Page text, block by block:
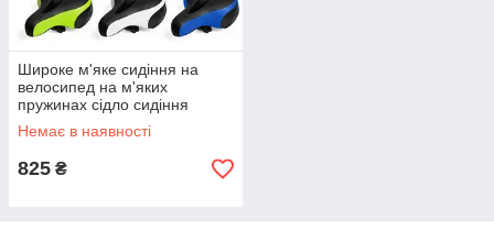
Широке м'яке сидіння на
велосипед на м'яких
пружинах сідло сидіння
якісне супер м'яке
Немає в наявності
825 ₴